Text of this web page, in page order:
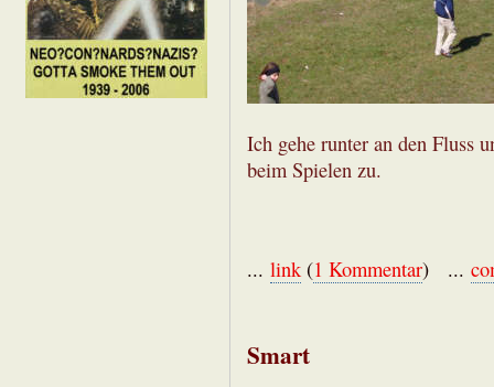
Ich gehe runter an den Fluss
beim Spielen zu.
... link (1 Kommentar) ...
Smart